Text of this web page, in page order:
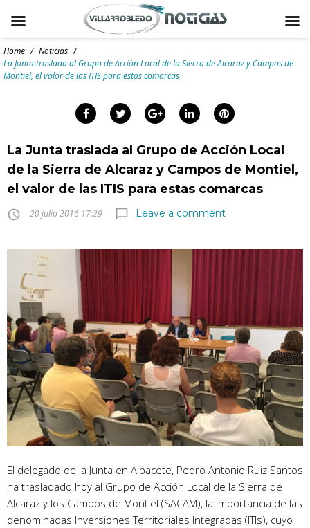
Skip
to
content
Home / Noticias /
La Junta traslada al Grupo de Acción Local de la Sierra de Alcaraz y Campos de
Montiel, el valor de las ITIS para estas comarcas
FacebookTwitterGoogle+LinkedInPinterest
La Junta traslada al Grupo de Acción Local
de la Sierra de Alcaraz y Campos de Montiel,
el valor de las ITIS para estas comarcas
access_time 20 julio 2016 17:29 chat_bubble_outline Leave a comment
El delegado de la Junta en Albacete, Pedro Antonio Ruiz Santos
ha trasladado hoy al Grupo de Acción Local de la Sierra de
Alcaraz y los Campos de Montiel (SACAM), la importancia de las
denominadas Inversiones Territoriales Integradas (ITIs), cuyo